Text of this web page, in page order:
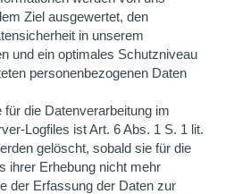
Ziel ausgewertet, den
in unserem
und ein optimales Schutzniveau
personenbezogenen Daten
die Datenverarbeitung im
Logfiles ist Art. 6 Abs. 1 S. 1 lit.
gelöscht, sobald sie für die
ihrer Erhebung nicht mehr
der Erfassung der Daten zur